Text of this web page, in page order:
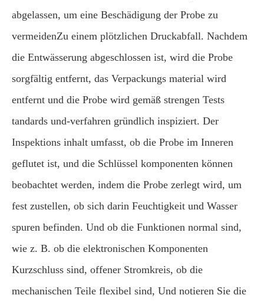
abgelassen, um eine Beschädigung der Probe zu
vermeidenZu einem plötzlichen Druckabfall. Nachdem
die Entwässerung abgeschlossen ist, wird die Probe
sorgfältig entfernt, das Verpackungs material wird
entfernt und die Probe wird gemäß strengen Tests
tandards und-verfahren gründlich inspiziert. Der
Inspektions inhalt umfasst, ob die Probe im Inneren
geflutet ist, und die Schlüssel komponenten können
beobachtet werden, indem die Probe zerlegt wird, um
fest zustellen, ob sich darin Feuchtigkeit und Wasser
spuren befinden. Und ob die Funktionen normal sind,
wie z. B. ob die elektronischen Komponenten
Kurzschluss sind, offener Stromkreis, ob die
mechanischen Teile flexibel sind, Und notieren Sie die